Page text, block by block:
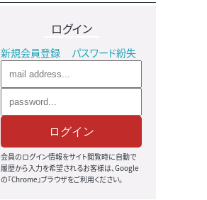
ログイン
新規会員登録 パスワード紛失
ログイン
会員のログイン情報をサイト閲覧時に自動で
履歴から入力を希望されるお客様は、Google
の『Chrome』ブラウザをご利用ください。